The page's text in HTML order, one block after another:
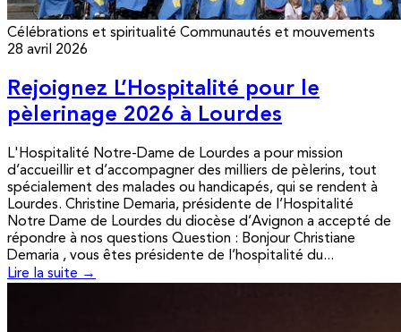
Célébrations et spiritualité Communautés et mouvements
28 avril 2026
Rejoignez L’Hospitalité pour le
pèlerinage 2026 à Lourdes
L'Hospitalité Notre-Dame de Lourdes a pour mission
d’accueillir et d’accompagner des milliers de pèlerins, tout
spécialement des malades ou handicapés, qui se rendent à
Lourdes. Christine Demaria, présidente de l’Hospitalité
Notre Dame de Lourdes du diocèse d’Avignon a accepté de
répondre à nos questions Question : Bonjour Christiane
Demaria , vous êtes présidente de l’hospitalité du...
Lire la suite →